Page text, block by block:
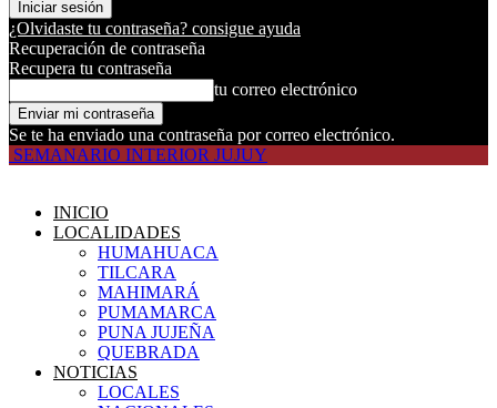
¿Olvidaste tu contraseña? consigue ayuda
Recuperación de contraseña
Recupera tu contraseña
tu correo electrónico
Se te ha enviado una contraseña por correo electrónico.
SEMANARIO INTERIOR JUJUY
INICIO
LOCALIDADES
HUMAHUACA
TILCARA
MAHIMARÁ
PUMAMARCA
PUNA JUJEÑA
QUEBRADA
NOTICIAS
LOCALES